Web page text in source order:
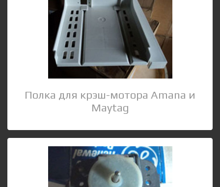
Полка для крэш-мотора Amana и
Maytag